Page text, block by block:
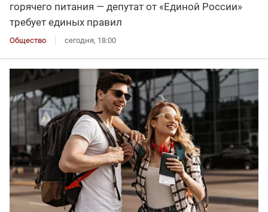
горячего питания — депутат от «Единой России»
требует единых правил
Общество сегодня, 18:00